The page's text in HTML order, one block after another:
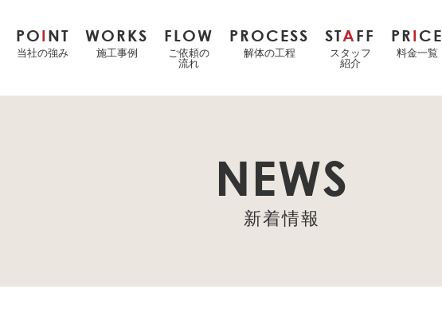
POINT
当社の強み
WORKS
施工事例
FLOW
ご依頼の
流れ
PROCESS
解体の工程
STAFF
スタッフ
紹介
PRICE
料金一覧
NEWS
新着情報